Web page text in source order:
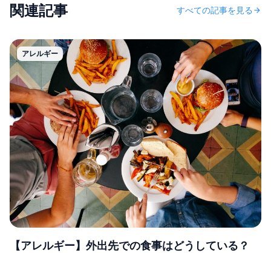
関連記事 すべての記事を見る arrow_forward
アレルギー
【アレルギー】外出先での食事はどうしている？